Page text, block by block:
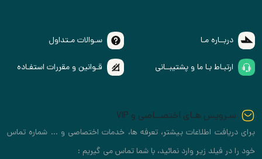
دربــاره مـا سـوالات مـتداول
ارتبـاط بـا ما و پشتیبــانی قـوانین و مقررات استفـاده
سـرویس هـای اختصــاصی و VIP
برای دریافت اطلاعات بیشتر، تعرفه ها، خدمات اختصاصی و ... شماره تماس
خود را در فیلد زیر وارد نمائید، با شما تماس می گیریم :